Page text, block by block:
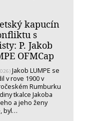
kapucín
s
P. Jakob
OFMCap
Jakob LUMPE se
v rove 1900 v
Rumburku
tkalce Jakoba
a jeho ženy
byl…